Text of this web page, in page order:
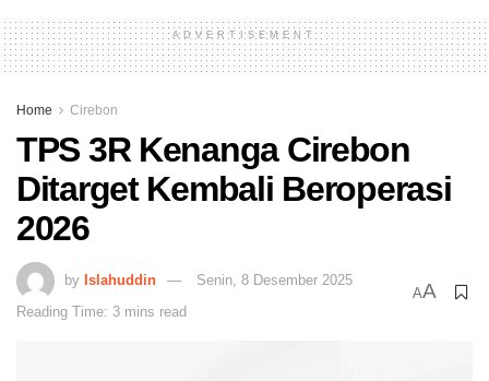
ADVERTISEMENT
Home Cirebon
TPS 3R Kenanga Cirebon
Ditarget Kembali Beroperasi
2026
by Islahuddin
Senin, 8 Desember 2025
Reading Time: 3 mins read
AA